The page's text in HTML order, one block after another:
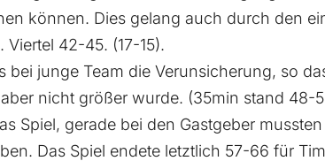
können. Dies gelang auch durch den
42-45. (17-15).
bei junge Team die Verunsicherung, so
nicht größer wurde. (35min stand 48-
Spiel, gerade bei den Gastgeber
Das Spiel endete letztlich 57-66 für